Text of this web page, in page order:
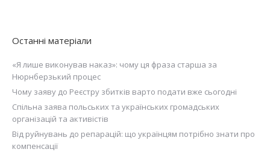
Останні матеріали
«Я лише виконував наказ»: чому ця фраза старша за
Нюрнберзький процес
Чому заяву до Реєстру збитків варто подати вже сьогодні
Спільна заява польських та українських громадських
організацій та активістів
Від руйнувань до репарацій: що українцям потрібно знати про
компенсації